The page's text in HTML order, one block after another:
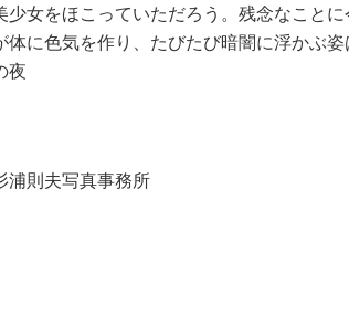
女をほこっていただろう。残念なこと
に色気を作り、たびたび暗闇に浮かぶ
夜
則夫写真事務所